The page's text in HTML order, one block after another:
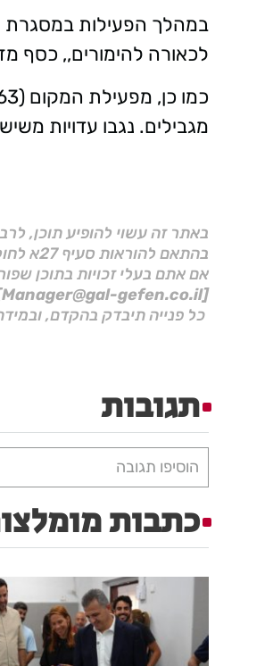
לכאורה להימורים,, כסף מזמון בסך
מגבילים. נגבו עדויות
באתר זה עשוי להופיע תוכן,
בהתאם להוראות סעיף 27א לחוק זכויות יוצרים, התשס"ח–2007.
אם אתם בעלי זכויות בתוכן
[Manager@gal-gefen.co.il]
כל פנייה תיבדק בהקדם,
תגובות
הוסיפו תגובה
כתבות